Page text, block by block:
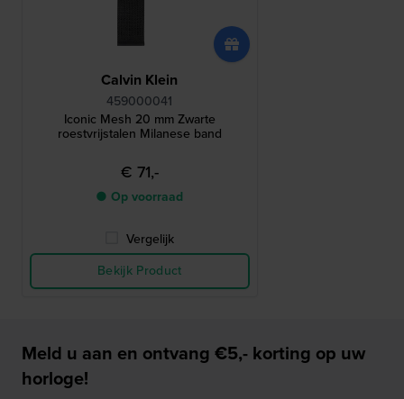
Calvin Klein
459000041
Iconic Mesh 20 mm Zwarte
roestvrijstalen Milanese band
€ 71,-
● Op voorraad
Vergelijk
Bekijk Product
Meld u aan en ontvang €5,- korting op uw
horloge!